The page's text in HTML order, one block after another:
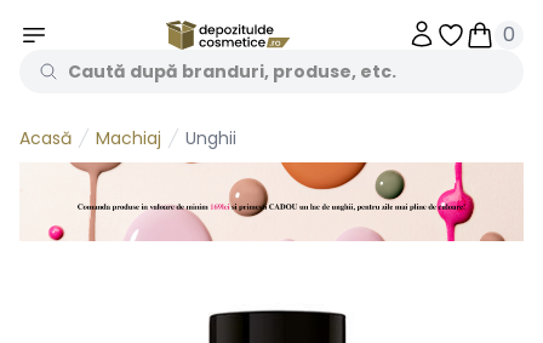
Obiecte
0
Acasă Machiaj Unghii